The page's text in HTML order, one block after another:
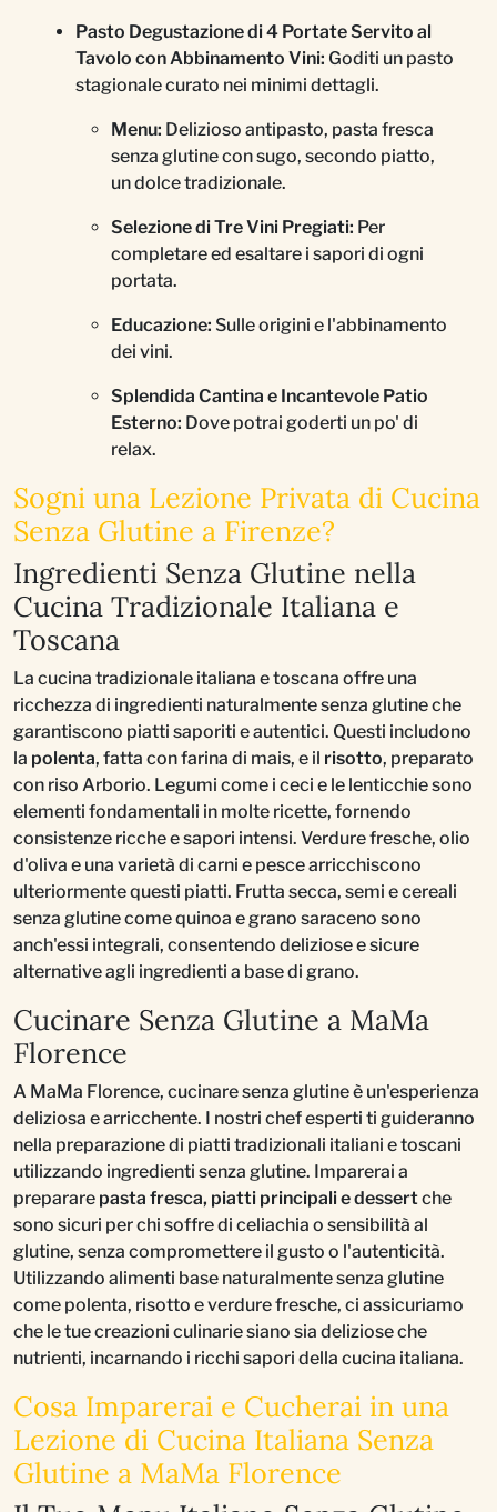
Pasto Degustazione di 4 Portate Servito al
Tavolo con Abbinamento Vini: Goditi un pasto
stagionale curato nei minimi dettagli.
Menu: Delizioso antipasto, pasta fresca
senza glutine con sugo, secondo piatto,
un dolce tradizionale.
Selezione di Tre Vini Pregiati: Per
completare ed esaltare i sapori di ogni
portata.
Educazione: Sulle origini e l'abbinamento
dei vini.
Splendida Cantina e Incantevole Patio
Esterno: Dove potrai goderti un po' di
relax.
Sogni una Lezione Privata di Cucina
Senza Glutine a Firenze?
Ingredienti Senza Glutine nella
Cucina Tradizionale Italiana e
Toscana
La cucina tradizionale italiana e toscana offre una
ricchezza di ingredienti naturalmente senza glutine che
garantiscono piatti saporiti e autentici. Questi includono
la polenta, fatta con farina di mais, e il risotto, preparato
con riso Arborio. Legumi come i ceci e le lenticchie sono
elementi fondamentali in molte ricette, fornendo
consistenze ricche e sapori intensi. Verdure fresche, olio
d'oliva e una varietà di carni e pesce arricchiscono
ulteriormente questi piatti. Frutta secca, semi e cereali
senza glutine come quinoa e grano saraceno sono
anch'essi integrali, consentendo deliziose e sicure
alternative agli ingredienti a base di grano.
Cucinare Senza Glutine a MaMa
Florence
A MaMa Florence, cucinare senza glutine è un'esperienza
deliziosa e arricchente. I nostri chef esperti ti guideranno
nella preparazione di piatti tradizionali italiani e toscani
utilizzando ingredienti senza glutine. Imparerai a
preparare pasta fresca, piatti principali e dessertche
sono sicuri per chi soffre di celiachia o sensibilità al
glutine, senza compromettere il gusto o l'autenticità.
Utilizzando alimenti base naturalmente senza glutine
come polenta, risotto e verdure fresche, ci assicuriamo
che le tue creazioni culinarie siano sia deliziose che
nutrienti, incarnando i ricchi sapori della cucina italiana.
Cosa Imparerai e Cucherai in una
Lezione di Cucina Italiana Senza
Glutine a MaMa Florence